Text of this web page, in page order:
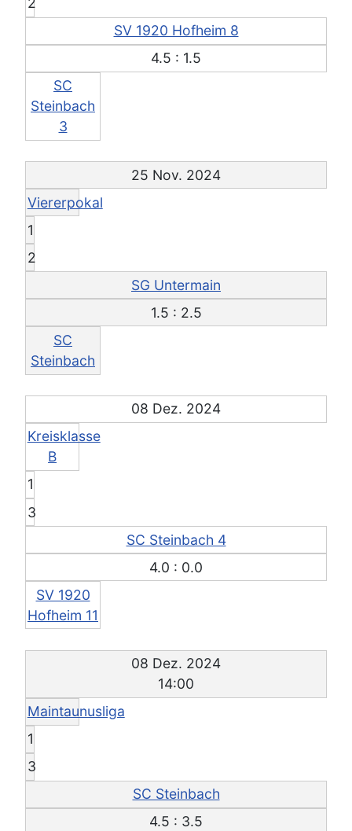
SV 1920 Hofheim 8
4.5 : 1.5
SC
Steinbach
3
25 Nov. 2024
Viererpokal
1
2
SG Untermain
1.5 : 2.5
SC
Steinbach
08 Dez. 2024
Kreisklasse
B
1
3
SC Steinbach 4
4.0 : 0.0
SV 1920
Hofheim 11
08 Dez. 2024
14:00
Maintaunusliga
1
3
SC Steinbach
4.5 : 3.5